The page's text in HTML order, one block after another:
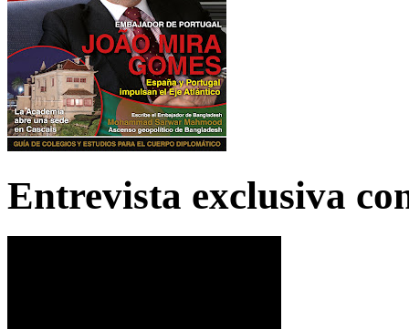
Entrevista exclusiva